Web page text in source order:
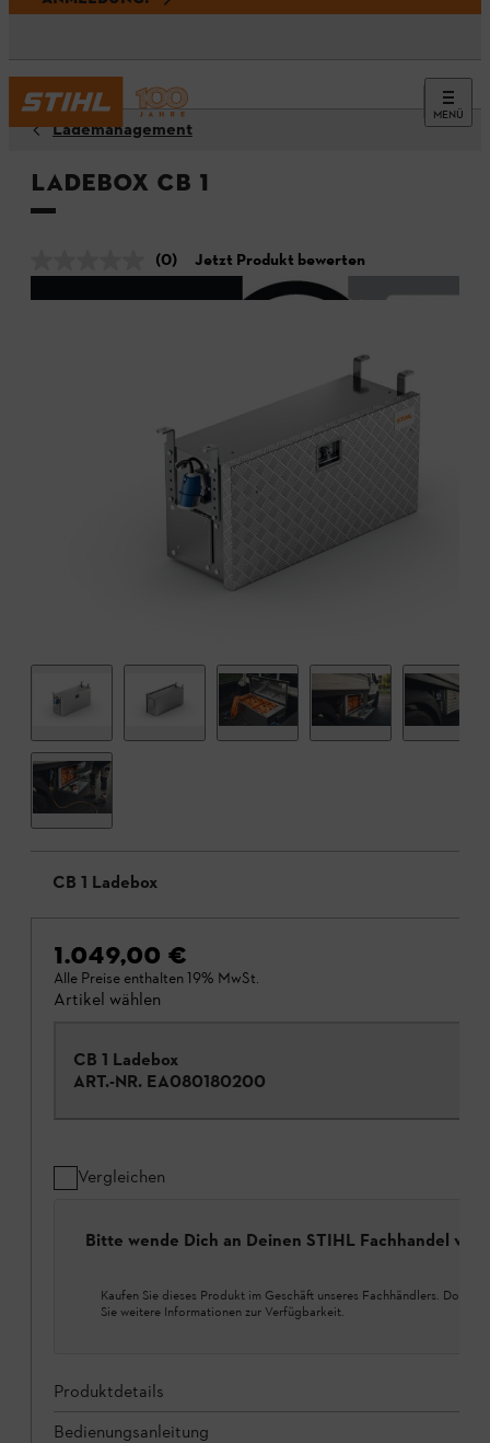
MENÜ
Lademanagement
Ladebox CB 1
(0) Jetzt Produkt bewerten
CB 1 Ladebox
1.049,00 €
Alle Preise enthalten 19% MwSt.
Artikel wählen
CB 1 Ladebox
ART.-NR. EA080180200
Vergleichen
Bitte wende Dich an Deinen STIHL Fachhandel vor
Kaufen Sie dieses Produkt im Geschäft unseres Fachhändlers. Dort
Sie weitere Informationen zur Verfügbarkeit.
Produktdetails
Bedienungsanleitung